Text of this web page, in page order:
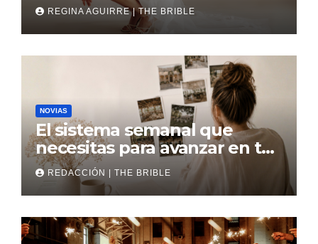
REGINA AGUIRRE | THE BRIBLE
NOVIAS
El sistema semanal que
necesitas para avanzar en tu
boda
REDACCIÓN | THE BRIBLE